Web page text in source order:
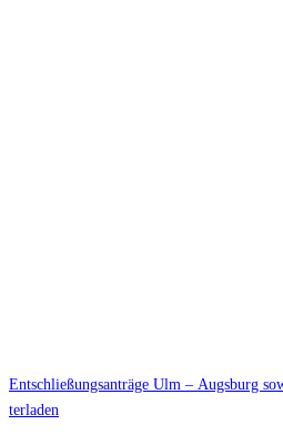
Entschließungsanträge Ulm – Augs­burg
ter­la­den